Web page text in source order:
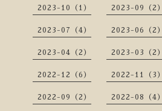
2023-10（1） 2023-09（2）
2023-07（4） 2023-06（2）
2023-04（2） 2023-03（2）
2022-12（6） 2022-11（3）
2022-09（2） 2022-08（4）